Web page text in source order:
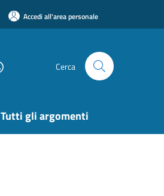
Accedi all'area personale
Cerca
Tutti gli argomenti